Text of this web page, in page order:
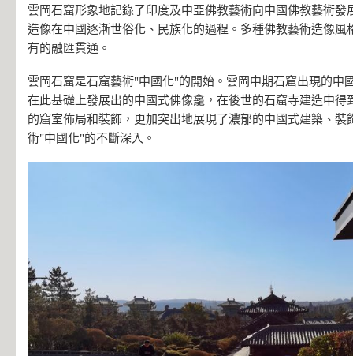
雲岡石窟形象地記錄了印度及中亞佛教藝術向中國佛教藝術發
造像在中國逐漸世俗化、民族化的過程。多種佛教藝術造像風
有的融匯貫通。
雲岡石窟是石窟藝術"中國化"的開始。雲岡中期石窟出現的中
在此基礎上發展出的中國式佛像龕，在後世的石窟寺建造中得
的窟室佈局和裝飾，更加突出地展現了濃郁的中國式建築、裝
術"中國化"的不斷深入。